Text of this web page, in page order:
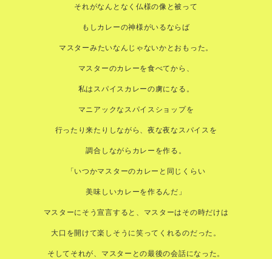
それがなんとなく仏様の像と被って
もしカレーの神様がいるならば
マスターみたいなんじゃないかとおもった。
マスターのカレーを食べてから、
私はスパイスカレーの虜になる。
マニアックなスパイスショップを
行ったり来たりしながら、夜な夜なスパイスを
調合しながらカレーを作る。
「いつかマスターのカレーと同じくらい
美味しいカレーを作るんだ」
マスターにそう宣言すると、マスターはその時だけは
大口を開けて楽しそうに笑ってくれるのだった。
そしてそれが、マスターとの最後の会話になった。